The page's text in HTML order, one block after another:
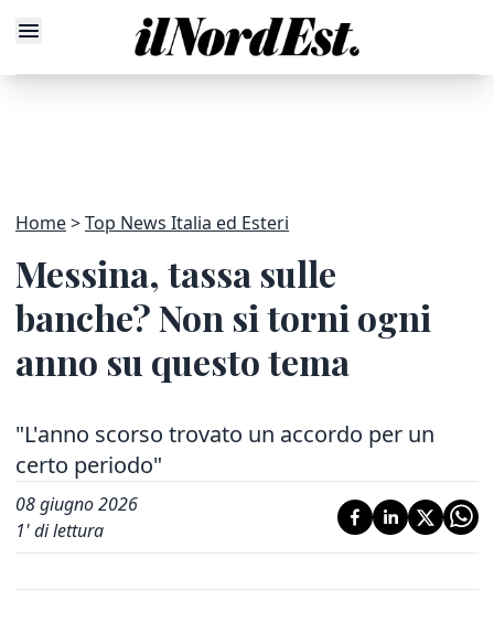
Home Top News Italia ed Esteri
Messina, tassa sulle
banche? Non si torni ogni
anno su questo tema
"L'anno scorso trovato un accordo per un
certo periodo"
08 giugno 2026
1' di lettura